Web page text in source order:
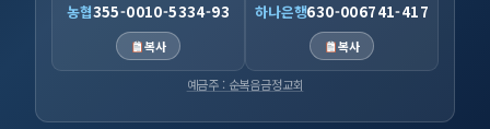
농협355-0010-5334-93
복사
하나은행630-006741-417
복사
예금주 : 순복음금정교회